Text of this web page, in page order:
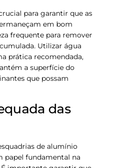
para garantir que as
em bom
frequente para remover
Utilizar água
prática recomendada,
a superfície do
que possam
das
de alumínio
papel fundamental na